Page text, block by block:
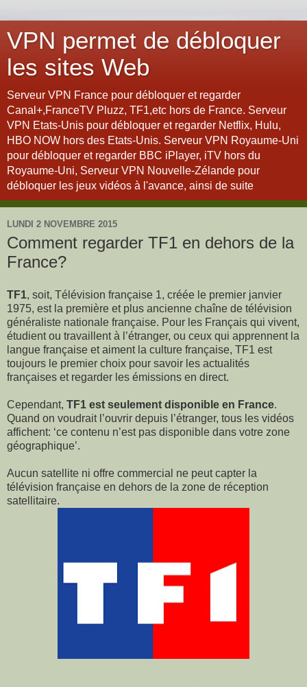
VPN permet de débloquer
les sites Web
Serveur VPN France pour débloquer et regarder
Canal+,FranceTV Pluzz, TF1,etc hors de France. Serveur
VPN Etats-Unis pour débloquer et regarder Netflix, Hulu,
HBO NOW hors des Etats-Unis. Serveur VPN Royaume-Uni
pour débloquer et regarder BBC iPlayer, iTV hors du
Royaume-Uni, Serveur VPN Nouvelle-Zélande pour
débloquer les jeux vidéos à l'avance, ainsi de suite
LUNDI 2 NOVEMBRE 2015
Comment regarder TF1 en dehors de la
France?
TF1, soit, Télévision française 1, créée le premier janvier
1975, est la première et plus ancienne chaîne de télévision
généraliste nationale française. Pour les Français qui vivent,
étudient ou travaillent à l’étranger, ou ceux qui apprennent la
langue française et aiment la culture française, TF1 est
toujours le premier choix pour savoir les actualités
françaises et regarder les émissions en direct.
Cependant, TF1 est seulement disponible en France.
Quand on voudrait l’ouvrir depuis l’étranger, tous les vidéos
affichent: ‘ce contenu n’est pas disponible dans votre zone
géographique’.
Aucun satellite ni offre commercial ne peut capter la
télévision française en dehors de la zone de réception
satellitaire.